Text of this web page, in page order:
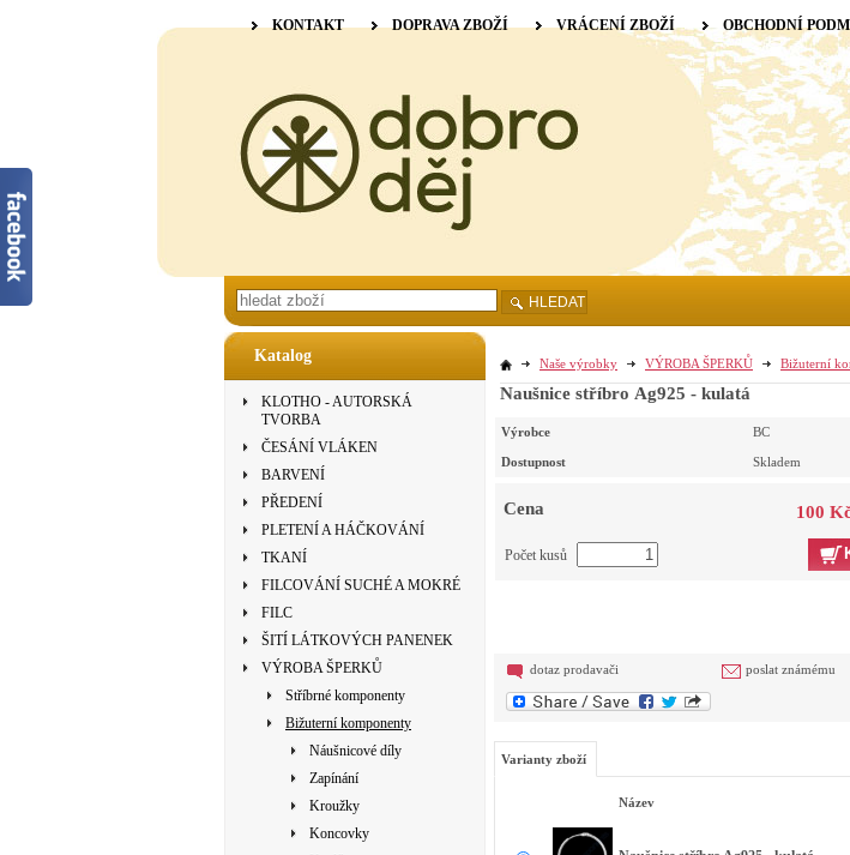
Katalog
KLOTHO - AUTORSKÁ
TVORBA
ČESÁNÍ VLÁKEN
BARVENÍ
PŘEDENÍ
PLETENÍ A HÁČKOVÁNÍ
TKANÍ
FILCOVÁNÍ SUCHÉ A MOKRÉ
FILC
ŠITÍ LÁTKOVÝCH PANENEK
VÝROBA ŠPERKŮ
Stříbrné komponenty
Bižuterní komponenty
Náušnicové díly
Zapínání
Kroužky
Koncovky
Naše výrobky VÝROBA ŠPERKŮ Bižuterní
Naušnice stříbro Ag925 - kulatá
Výrobce BC
Dostupnost Skladem
Cena 100
Počet kusů
dotaz prodavači poslat známému
Varianty zboží
Název
KONTAKT DOPRAVA ZBOŽÍ VRÁCENÍ ZBOŽÍ OBCHODNÍ
HLEDAT